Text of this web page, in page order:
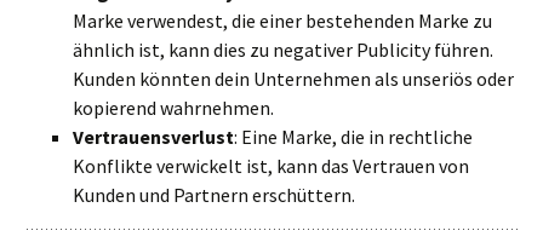
Marke verwendest, die einer bestehenden Marke zu
ähnlich ist, kann dies zu negativer Publicity führen.
Kunden könnten dein Unternehmen als unseriös oder
kopierend wahrnehmen.
Vertrauensverlust: Eine Marke, die in rechtliche
Konflikte verwickelt ist, kann das Vertrauen von
Kunden und Partnern erschüttern.